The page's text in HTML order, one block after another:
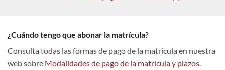
¿Cuándo tengo que abonar la matrícula?
Consulta todas las formas de pago de la matrícula en nuestra
web sobre Modalidades de pago de la matrícula y plazos.